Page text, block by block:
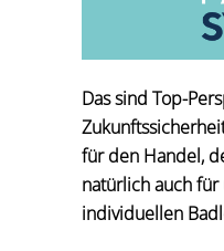
Das sind Top-
für den Handel,
natürlich auch für
individuellen